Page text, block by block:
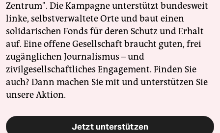
Zentrum". Die Kampagne unterstützt bundesweit
linke, selbstverwaltete Orte und baut einen
solidarischen Fonds für deren Schutz und Erhalt
auf. Eine offene Gesellschaft braucht guten, frei
zugänglichen Journalismus – und
zivilgesellschaftliches Engagement. Finden Sie
auch? Dann machen Sie mit und unterstützen Sie
unsere Aktion.
Jetzt unterstützen